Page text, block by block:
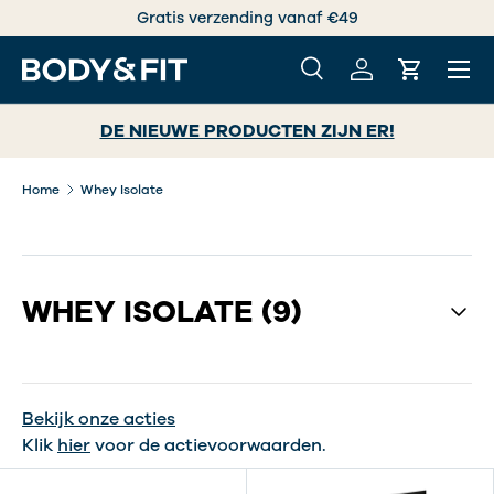
GA NAAR INHOUD
Gratis verzending vanaf €49
Zoeken
ZoekenInloggen
Menu
DE NIEUWE PRODUCTEN ZIJN ER!
Home Whey Isolate
WHEY ISOLATE (9)
Bekijk onze acties
Klik hiervoor de actievoorwaarden.